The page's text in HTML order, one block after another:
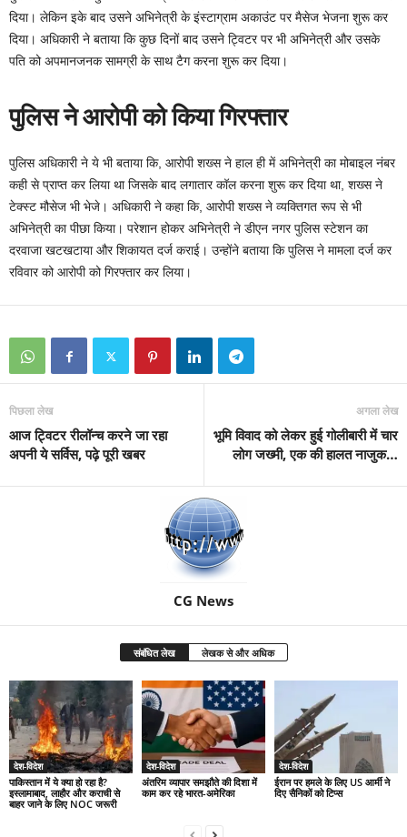
दिया। लेकिन इके बाद उसने अभिनेत्री के इंस्टाग्राम अकाउंट पर मैसेज भेजना शुरू कर
दिया। अधिकारी ने बताया कि कुछ दिनों बाद उसने ट्विटर पर भी अभिनेत्री और उसके
पति को अपमानजनक सामग्री के साथ टैग करना शुरू कर दिया।
पुलिस ने आरोपी को किया गिरफ्तार
पुलिस अधिकारी ने ये भी बताया कि, आरोपी शख्स ने हाल ही में अभिनेत्री का मोबाइल नंबर
कही से प्राप्त कर लिया था जिसके बाद लगातार कॉल करना शुरू कर दिया था, शख्स ने
टेक्स्ट मौसेज भी भेजे। अधिकारी ने कहा कि, आरोपी शख्स ने व्यक्तिगत रूप से भी
अभिनेत्री का पीछा किया। परेशान होकर अभिनेत्री ने डीएन नगर पुलिस स्टेशन का
दरवाजा खटखटाया और शिकायत दर्ज कराई। उन्होंने बताया कि पुलिस ने मामला दर्ज कर
रविवार को आरोपी को गिरफ्तार कर लिया।
पिछला लेख
आज ट्विटर रीलॉन्च करने जा रहा
अपनी ये सर्विस, पढ़े पूरी खबर
अगला लेख
भूमि विवाद को लेकर हुई गोलीबारी में चार
लोग जख्मी, एक की हालत नाजुक…
CG News
संबंधित लेख लेखक से और अधिक
देश-विदेश
पाकिस्तान में ये क्या हो रहा है?
इस्लामाबाद, लाहौर और कराची से
बाहर जाने के लिए NOC जरूरी
देश-विदेश
अंतरिम व्यापार समझौते की दिशा में
काम कर रहे भारत-अमेरिका
देश-विदेश
ईरान पर हमले के लिए US आर्मी ने
दिए सैनिकों को टिप्स